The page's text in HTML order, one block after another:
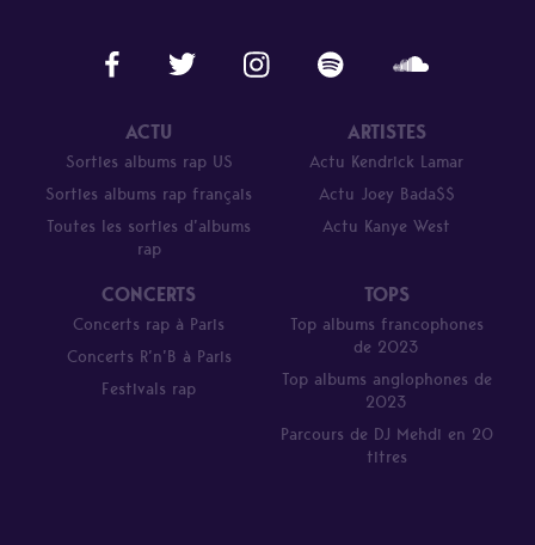
ACTU
Sorties albums rap US
Sorties albums rap français
Toutes les sorties d’albums
rap
ARTISTES
Actu Kendrick Lamar
Actu Joey Bada$$
Actu Kanye West
CONCERTS
Concerts rap à Paris
Concerts R’n’B à Paris
Festivals rap
TOPS
Top albums francophones
de 2023
Top albums anglophones de
2023
Parcours de DJ Mehdi en 20
titres